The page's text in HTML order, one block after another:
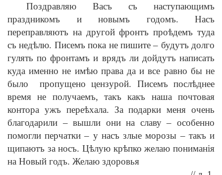
Поздравляю Васъ съ наступающимъ
праздникомъ и новымъ годомъ. Насъ
переправляютъ на другой фронтъ проѣдемъ туда
съ недѣлю. Писемъ пока не пишите – будутъ долго
гулять по фронтамъ и врядъ ли дойдутъ написать
куда именно не имѣю права да и все равно бы не
было пропущено цензурой. Писемъ послѣднее
время не получаемъ, такъ какъ наша почтовая
контора ужъ переѣхала. За подарки меня очень
благодарили – вышли они на славу – особенно
помогли перчатки – у насъ злые морозы – такъ и
щипаютъ за носъ. Цѣлую крѣпко желаю пониманія
на Новый годъ. Желаю здоровья